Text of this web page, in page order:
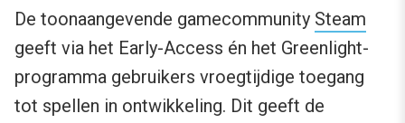
De toonaangevende gamecommunity Steam
geeft via het Early-Access én het Greenlight-
programma gebruikers vroegtijdige toegang
tot spellen in ontwikkeling. Dit geeft de